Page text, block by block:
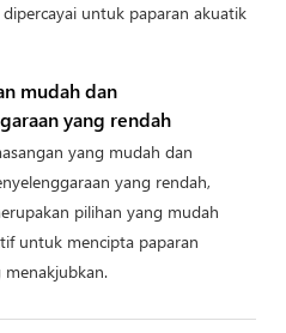
untuk paparan akuatik
mudah dan
yang rendah
yang mudah dan
yang rendah,
pilihan yang mudah
untuk mencipta paparan